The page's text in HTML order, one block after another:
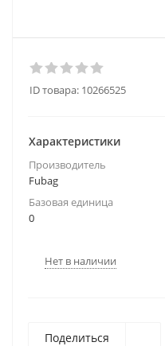
ID товара: 10266525
Характеристики
Производитель
Fubag
Базовая единица
0
Нет в наличии
Поделиться